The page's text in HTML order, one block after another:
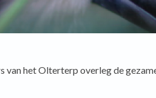
van het Olterterp overleg de